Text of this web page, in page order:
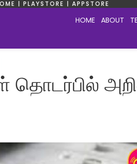
| PLAYSTORE | APPSTORE
HOME ABOUT
தொடர்பில்